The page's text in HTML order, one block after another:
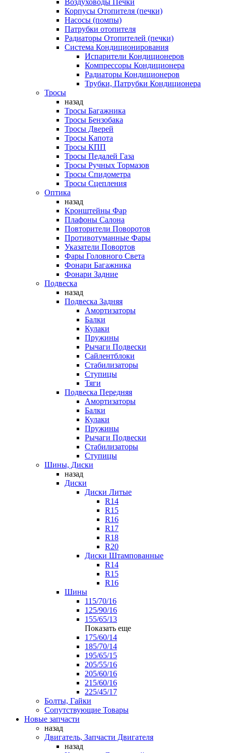
Воздуховоды Печки
Корпусы Отопителя (печки)
Насосы (помпы)
Патрубки отопителя
Радиаторы Отопителей (печки)
Система Кондиционирования
Испарители Кондиционеров
Компрессоры Кондиционера
Радиаторы Кондиционеров
Трубки, Патрубки Кондиционера
Тросы
назад
Тросы Багажника
Тросы Бензобака
Тросы Дверей
Тросы Капота
Тросы КПП
Тросы Педалей Газа
Тросы Ручных Тормазов
Тросы Спидометра
Тросы Сцепления
Оптика
назад
Кронштейны Фар
Плафоны Салона
Повторители Поворотов
Противотуманные Фары
Указатели Повортов
Фары Головного Света
Фонари Багажника
Фонари Задние
Подвеска
назад
Подвеска Задняя
Амортизаторы
Балки
Кулаки
Пружины
Рычаги Подвески
Сайлентблоки
Стабилизаторы
Ступицы
Тяги
Подвеска Передняя
Амортизаторы
Балки
Кулаки
Пружины
Рычаги Подвески
Стабилизаторы
Ступицы
Шины, Диски
назад
Диски
Диски Литые
R14
R15
R16
R17
R18
R20
Диски Штампованные
R14
R15
R16
Шины
115/70/16
125/90/16
155/65/13
Показать еще
175/60/14
185/70/14
195/65/15
205/55/16
205/60/16
215/60/16
225/45/17
Болты, Гайки
Сопутствующие Товары
Новые запчасти
назад
Двигатель, Запчасти Двигателя
назад